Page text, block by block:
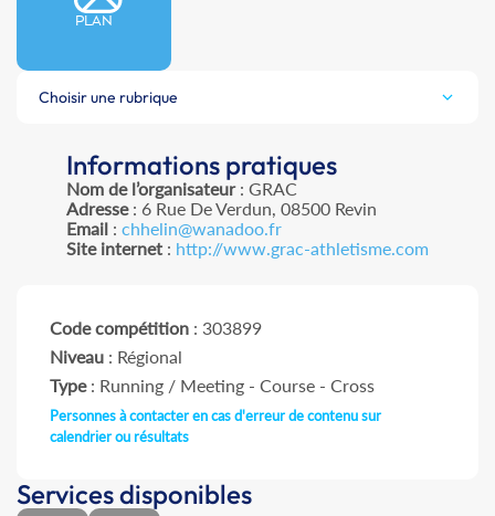
PLAN
Choisir une rubrique
Informations pratiques
Nom de l’organisateur: GRAC
Adresse: 6 Rue De Verdun, 08500 Revin
Email : chhelin@wanadoo.fr
Site internet : http://www.grac-athletisme.com
Code compétition : 303899
Niveau : Régional
Type: Running / Meeting - Course - Cross
Personnes à contacter en cas d'erreur de contenu sur
calendrier ou résultats
Services disponibles